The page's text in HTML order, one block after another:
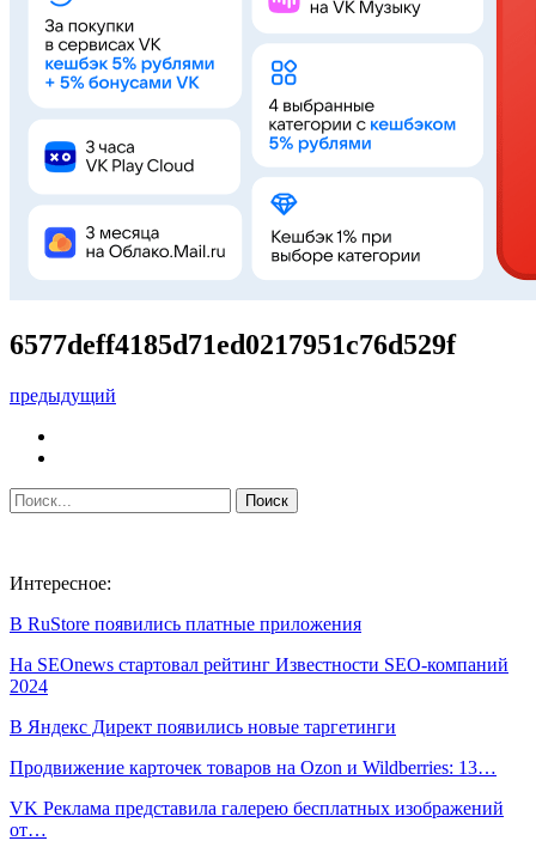
6577deff4185d71ed0217951c76d529f
предыдущий
Интересное:
В RuStore появились платные приложения
На SEOnews стартовал рейтинг Известности SEO-компаний
2024
В Яндекс Директ появились новые таргетинги
Продвижение карточек товаров на Ozon и Wildberries: 13…
VK Реклама представила галерею бесплатных изображений
от…